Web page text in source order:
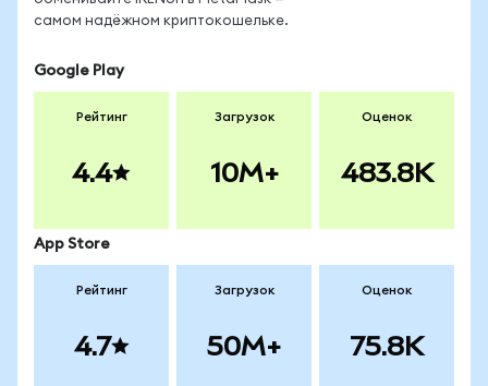
самом надёжном криптокошельке.
Google Play
Рейтинг
4.4
Загрузок
10M+
Оценок
483.8K
App Store
Рейтинг
4.7
Загрузок
50M+
Оценок
75.8K